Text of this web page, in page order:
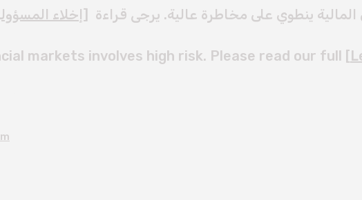
المالية ينطوي على مخاطرة عالية. يرجى قراءة [إخلاء
markets involves high risk. Please read our full [